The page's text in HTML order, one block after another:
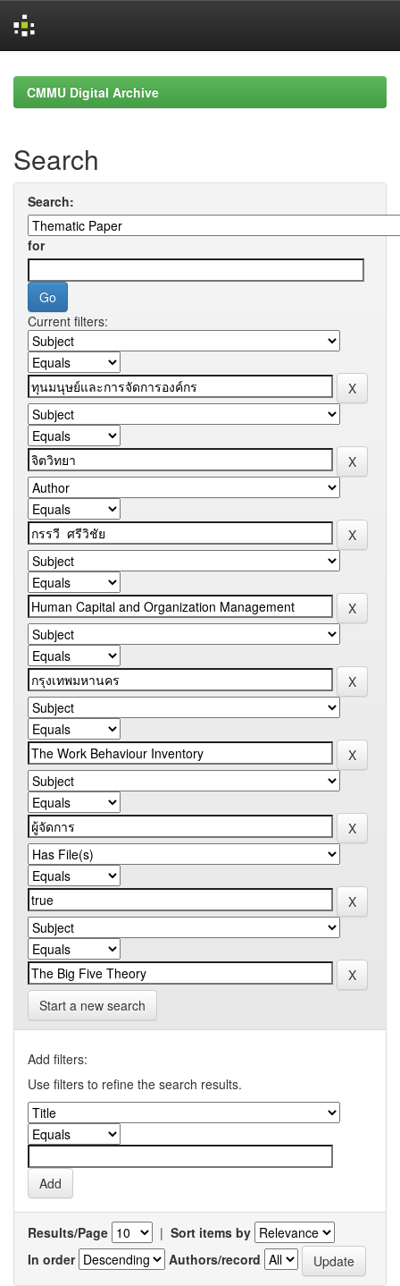
navigationCMMU Digital Archive
Search
Search:
for
Current filters:
Start a new search
Add filters:
Use filters to refine the search results.
Results/Page | Sort items by
In order
Authors/record